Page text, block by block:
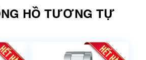
HỒ TƯƠNG TỰ